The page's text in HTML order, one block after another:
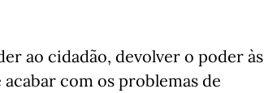
ao cidadão, devolver o poder às
com os problemas de